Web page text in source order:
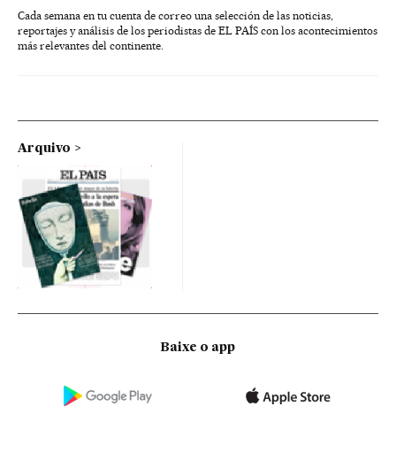
Cada semana en tu cuenta de correo una selección de las noticias,
reportajes y análisis de los periodistas de EL PAÍS con los acontecimientos
más relevantes del continente.
Arquivo
Baixe o app